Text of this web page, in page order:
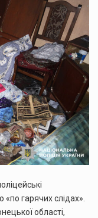
гарячих слідах».
області,